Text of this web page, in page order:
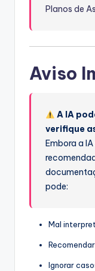
Planos de
Aviso
A IA
verifique
Embora a
pode:
Mal
Ignorar